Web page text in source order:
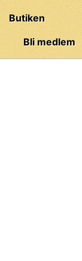
Butiken
Bli medlem